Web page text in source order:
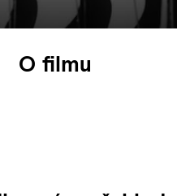
O filmu